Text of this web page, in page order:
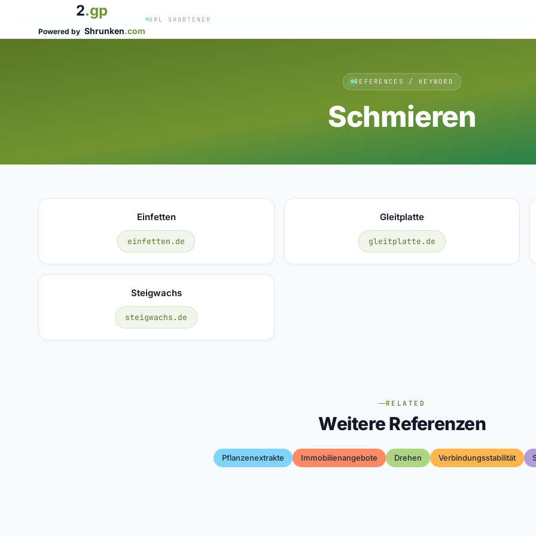
2.gp
Powered by Shrunken.com
URL SHORTENER
REFERENCES / KEYWORD
Schmieren
Einfetten
einfetten.de
Gleitplatte
gleitplatte.de
Steigwachs
steigwachs.de
RELATED
Weitere Referenzen
Pflanzenextrakte Immobilienangebote Drehen Verbindungsstabilität